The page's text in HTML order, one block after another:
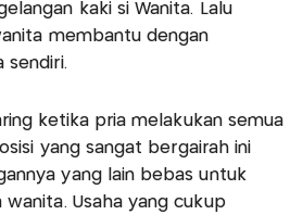
kaki si Wanita. Lalu
membantu dengan
sendiri.
ketika pria melakukan semua
yang sangat bergairah ini
yang lain bebas untuk
Usaha yang cukup